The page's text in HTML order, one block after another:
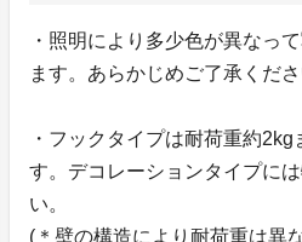
・照明により多少色が異なっ
ます。あらかじめご了承くださ
・フックタイプは耐荷重約2kg
す。デコレーションタイプに
い。
(＊壁の構造により耐荷重は異